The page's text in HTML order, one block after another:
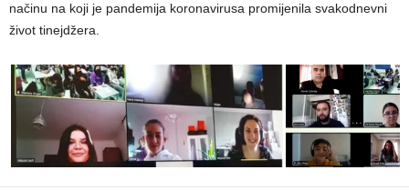
načinu na koji je pandemija koronavirusa promijenila svakodnevni
život tinejdžera.